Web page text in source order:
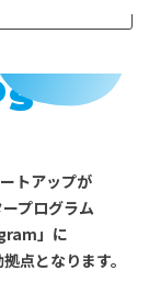
トアップが
プログラム
」に
点となります。